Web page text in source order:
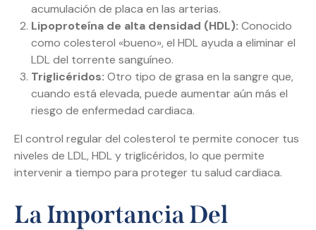
acumulación de placa en las arterias.
Lipoproteína de alta densidad (HDL): Conocido
como colesterol «bueno», el HDL ayuda a eliminar el
LDL del torrente sanguíneo.
Triglicéridos: Otro tipo de grasa en la sangre que,
cuando está elevada, puede aumentar aún más el
riesgo de enfermedad cardiaca.
El control regular del colesterol te permite conocer tus
niveles de LDL, HDL y triglicéridos, lo que permite
intervenir a tiempo para proteger tu salud cardiaca.
La Importancia Del